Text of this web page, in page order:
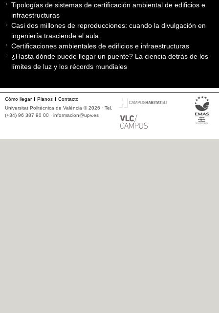
Tipologías de sistemas de certificación ambiental de edificios e
infraestructuras
Casi dos millones de reproducciones: cuando la divulgación en
ingeniería trasciende el aula
Certificaciones ambientales de edificios e infraestructuras
¿Hasta dónde puede llegar un puente? La ciencia detrás de los
límites de luz y los récords mundiales
Cómo llegar Planos
Contacto
Universitat Politècnica de València © 2026 · Tel.
(+34) 96 387 90 00 · informacion@upv.es